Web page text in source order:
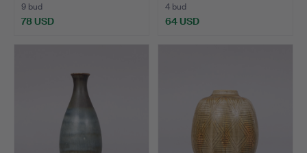
9 bud
78 USD
4 bud
64 USD